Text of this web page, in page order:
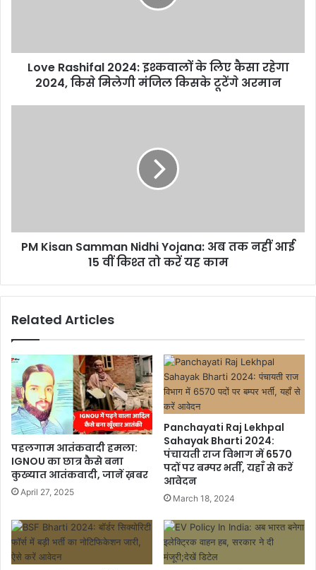
Love Rashifal 2024: इश्कवालों के लिए कैसा रहेगा
2024, किसे मिलेगी मंजिल किसके टूटेंगे अरमान
PM Kisan Samman Nidhi Yojana: अब तक नहीं आई
15 वीं किश्त तो करें यह काम
Related Articles
पहलगाम आतंकवादी हमला:
IGNOU का छात्र कैसे बना
कुख्यात आतंकवादी, जानें ख़बर
April 27, 2025
Panchayati Raj Lekhpal
Sahayak Bharti 2024:
पंचायती राज विभाग में 6570
पदों पर बम्पर भर्ती, यहाँ से करें
आवेदन
March 18, 2024